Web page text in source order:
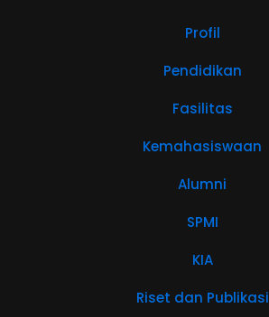
Profil
Pendidikan
Fasilitas
Kemahasiswaan
Alumni
SPMI
KIA
Riset dan Publikasi